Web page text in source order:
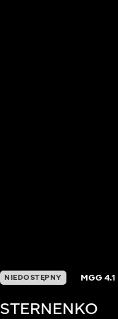
NIEDOSTĘPNY MGG4.1
STERNENKO